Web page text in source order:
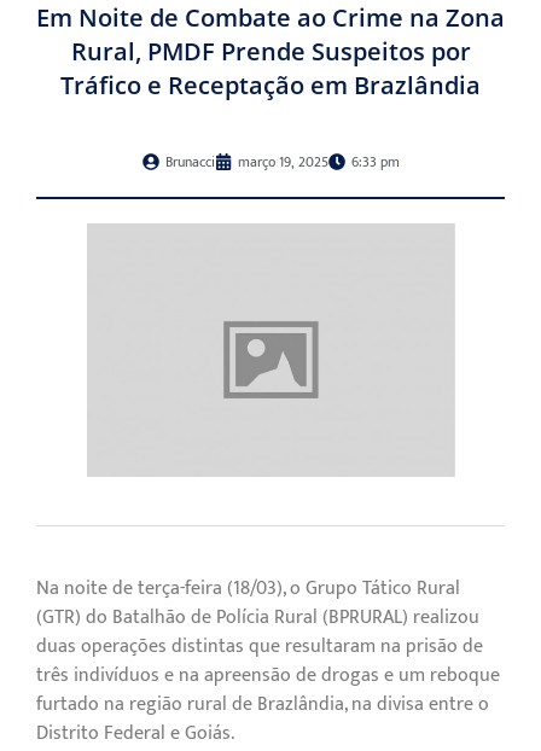
Em Noite de Combate ao Crime na Zona
Rural, PMDF Prende Suspeitos por
Tráfico e Receptação em Brazlândia
Brunacci março 19, 2025 6:33 pm
Na noite de terça-feira (18/03), o Grupo Tático Rural
(GTR) do Batalhão de Polícia Rural (BPRURAL) realizou
duas operações distintas que resultaram na prisão de
três indivíduos e na apreensão de drogas e um reboque
furtado na região rural de Brazlândia, na divisa entre o
Distrito Federal e Goiás.